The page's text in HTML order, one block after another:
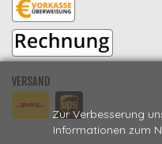
Zur Verbesserung
Informationen zum
VERSAND